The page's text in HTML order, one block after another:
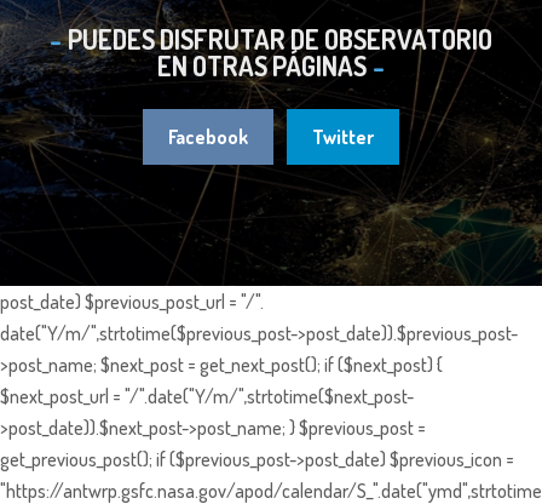
PUEDES DISFRUTAR DE OBSERVATORIO
EN OTRAS PÁGINAS
Facebook Twitter
post_date) $previous_post_url = "/".
date("Y/m/",strtotime($previous_post->post_date)).$previous_post-
>post_name; $next_post = get_next_post(); if ($next_post) {
$next_post_url = "/".date("Y/m/",strtotime($next_post-
>post_date)).$next_post->post_name; } $previous_post =
get_previous_post(); if ($previous_post->post_date) $previous_icon =
"https://antwrp.gsfc.nasa.gov/apod/calendar/